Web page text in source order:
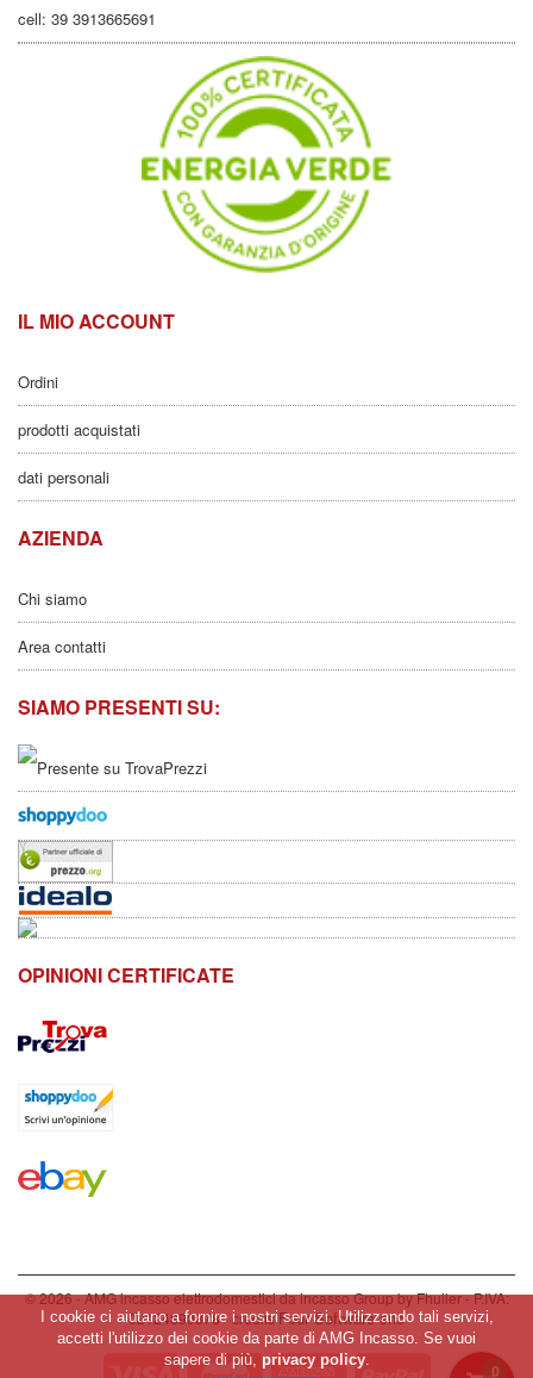
0
cell: 39 3913665691
IL MIO ACCOUNT
Ordini
prodotti acquistati
dati personali
AZIENDA
Chi siamo
Area contatti
SIAMO PRESENTI SU:
OPINIONI CERTIFICATE
© 2026 - AMG incasso elettrodomestici da incasso Group by Fhuller - P.IVA:
02124890878 - creditsFour Software snc
I cookie ci aiutano a fornire i nostri servizi. Utilizzando tali servizi,
accetti l'utilizzo dei cookie da parte di AMG Incasso. Se vuoi
sapere di più, privacy policy.